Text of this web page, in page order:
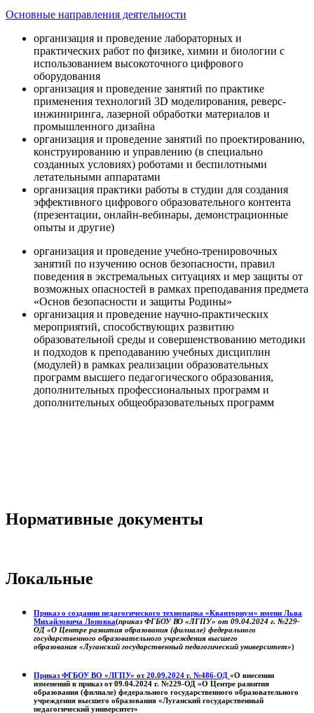
Основные направления деятельности
организация и проведение лабораторных и
практических работ по физике, химии и биологии с
использованием высокоточного цифрового
оборудования
организация и проведение занятий по практике
применения технологий 3D моделирования, реверс-
инжиниринга, лазерной обработки материалов и
промышленного дизайна
организация и проведение занятий по проектированию,
конструированию и управлению (в специально
созданных условиях) роботами и беспилотными
летательными аппаратами
организация практики работы в студии для создания
эффективного цифрового образовательного контента
(презентации, онлайн-вебинары, демонстрационные
опыты и другие)
организация и проведение учебно-тренировочных
занятий по изучению основ безопасности, правил
поведения в экстремальных ситуациях и мер защиты от
возможных опасностей в рамках преподавания предмета
«Основ безопасности и защиты Родины»
организация и проведение научно-практических
мероприятий, способствующих развитию
образовательной среды и совершенствованию методики
и подходов к преподаванию учебных дисциплин
(модулей) в рамках реализации образовательных
программ высшего педагогического образования,
дополнительных профессиональных программ и
дополнительных общеобразовательных программ
Нормативные документы
Локальные
Приказ о создании педагогического технопарка «Кванториум» имени Льва
Михайловича Лоповка(приказ ФГБОУ ВО «ЛГПУ» от 09.04.2024 г. №229-
ОД «О Центре развития образования (филиале) федерального
государственного образовательного учреждения высшего
образования «Луганский государственный педагогический университет»)
Приказ ФГБОУ ВО «ЛГПУ» от 20.09.2024 г. №486-ОД «О внесении
изменений в приказ от 09.04.2024 г. №229-ОД «О Центре развития
образования (филиале) федерального государственного образовательного
учреждения высшего образования «Луганский государственный
педагогический университет»